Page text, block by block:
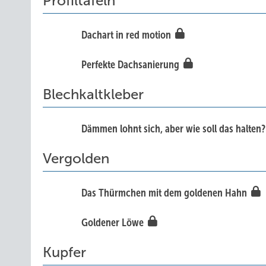
Dachart in red motion
Perfekte Dachsanierung
Blechkaltkleber
Dämmen lohnt sich, aber wie soll das
Vergolden
Das Thürmchen mit dem goldenen Hahn
Goldener Löwe
Kupfer